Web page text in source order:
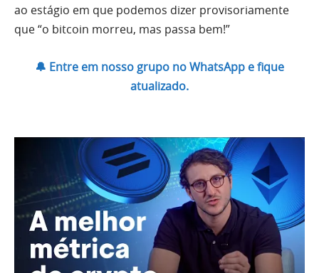
ao estágio em que podemos dizer provisoriamente
que “o bitcoin morreu, mas passa bem!”
🔔 Entre em nosso grupo no WhatsApp e fique
atualizado.